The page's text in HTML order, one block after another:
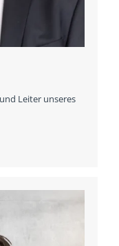
Leiter unseres